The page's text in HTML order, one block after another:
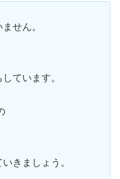
せん。
ています。
きましょう。